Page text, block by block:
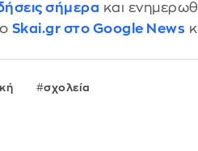
σήμερα και
Skai.gr στο Google News
σχολεία